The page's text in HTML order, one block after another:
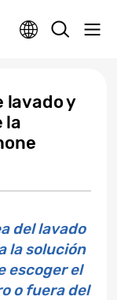
lavado y
la
del lavado
la solución
escoger el
o fuera del